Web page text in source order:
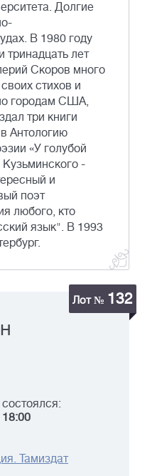
Долгие
В 1980 году
лет
Скоров много
стихов и
городам США,
три книги
Антологию
«У голубой
-
и
поэт
любого, кто
язык". В 1993
Лот № 132
Тамиздат